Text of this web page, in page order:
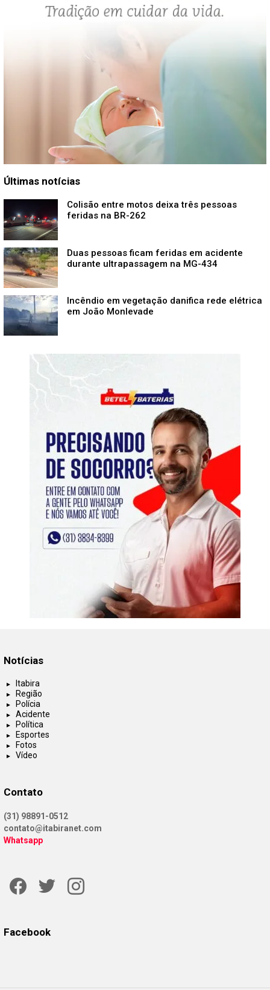
Últimas notícias
Colisão entre motos deixa três pessoas
feridas na BR-262
Duas pessoas ficam feridas em acidente
durante ultrapassagem na MG-434
Incêndio em vegetação danifica rede elétrica
em João Monlevade
Notícias
Itabira
Região
Polícia
Acidente
Política
Esportes
Fotos
Vídeo
Contato
(31) 98891-0512
contato@itabiranet.com
Whatsapp
Facebook